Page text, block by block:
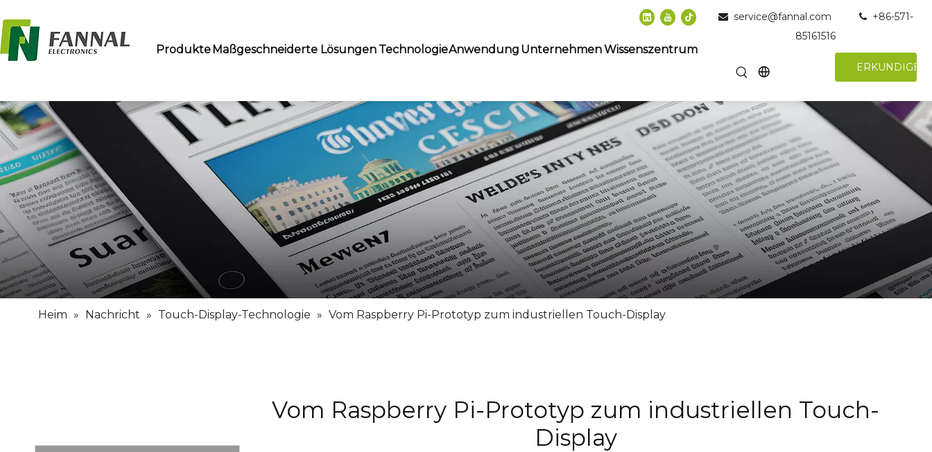
Produkte Maßgeschneiderte Lösungen TechnologieAnwendung UnternehmenWissenszentrum
 service@fannal.com +86-571-
85161516
ERKUNDIGEN
Heim » Nachricht » Touch-Display-Technologie » Vom Raspberry Pi-Prototyp zum industriellen Touch-Display
Vom Raspberry Pi-Prototyp zum industriellen Touch-
Display